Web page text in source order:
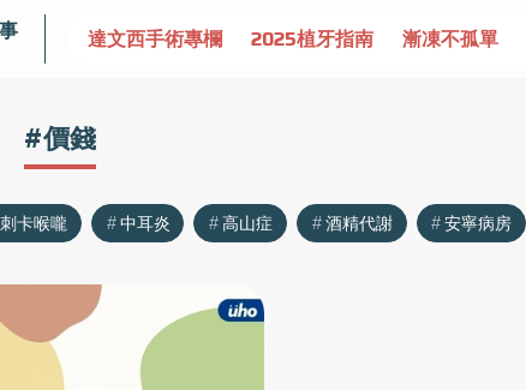
健康 達文西手術專欄 2025植牙指南 漸凍不孤單
#價錢
卡喉嚨 中耳炎 高山症 酒精代謝 安寧病房